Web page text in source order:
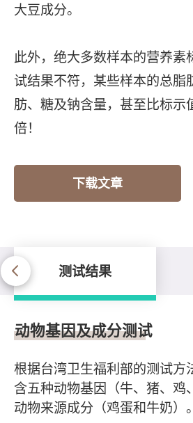
大豆成分。
此外，绝大多数样本的营养素
试结果不符，某些样本的总脂
肪、糖及钠含量，甚至比标示
倍！
下载文章
测试结果
测试结果
动物基因及成分测试
根据台湾卫生福利部的测试方
含五种动物基因（牛、猪、鸡
动物来源成分（鸡蛋和牛奶）。